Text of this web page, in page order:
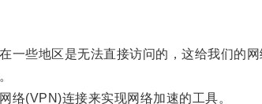
些地区是无法直接访问的，这给我们的网
(VPN)连接来实现网络加速的工具。